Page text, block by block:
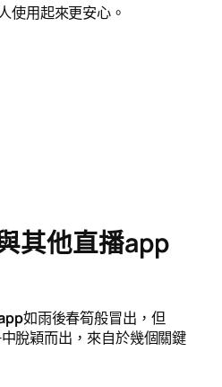
使用起來更安心。
其他直播app
如雨後春筍般冒出，但
脫穎而出，來自於幾個關鍵